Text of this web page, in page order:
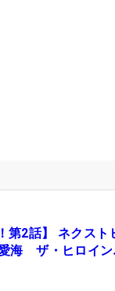
第2話】 ネクス
海 ザ・ヒロイ